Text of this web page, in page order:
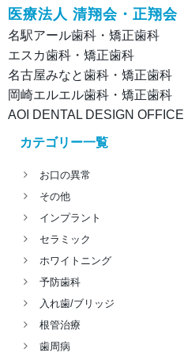
医療法人 清翔会・正翔会
名駅アール歯科・矯正歯科
エスカ歯科・矯正歯科
名古屋みなと歯科・矯正歯科
岡崎エルエル歯科・矯正歯科
AOI DENTAL DESIGN OFFICE
カテゴリー一覧
お口の異常
その他
インプラント
セラミック
ホワイトニング
予防歯科
入れ歯/ブリッジ
根管治療
歯周病